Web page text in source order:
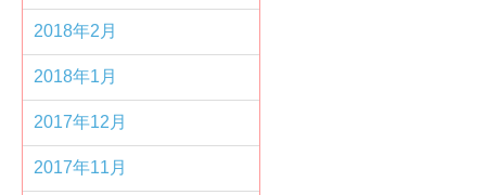
2018年2月
2018年1月
2017年12月
2017年11月